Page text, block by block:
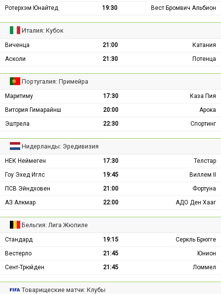
Ротерхэм Юнайтед
19:30 Вест Бромвич Альбион
Италия: Кубок
Виченца 21:00
Катания
Асколи
21:30 Потенца
Португалия: Примейра
Маритиму 17:30
Каза Пия
Витория Гимарайнш
20:00
Арока
Эштрела
22:30 Спортинг
Нидерланды: Эредивизия
НЕК Неймеген 17:30
Телстар
Гоу Эхед Иглс
19:45
Виллем II
ПСВ Эйндховен
21:00
Фортуна
АЗ Алкмар
22:00 АДО Ден Хааг
Бельгия: Лига Жюпиле
Стандард 19:15
Серкль Брюгге
Вестерло
21:45
Юнион
Сент-Трюйден
21:45 Ломмел
Товарищеские матчи: Клубы